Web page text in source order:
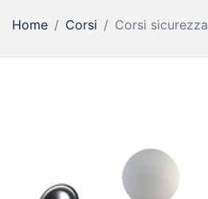
Home Corsi Corsi sicurezza